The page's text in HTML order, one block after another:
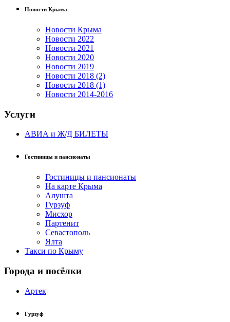
Новости Крыма
Новости Крыма
Новости 2022
Новости 2021
Новости 2020
Новости 2019
Новости 2018 (2)
Новости 2018 (1)
Новости 2014-2016
Услуги
АВИА и Ж/Д БИЛЕТЫ
Гостиницы и пансионаты
Гостиницы и пансионаты
На карте Крыма
Алушта
Гурзуф
Мисхор
Партенит
Севастополь
Ялта
Такси по Крыму
Города и посёлки
Артек
Гурзуф